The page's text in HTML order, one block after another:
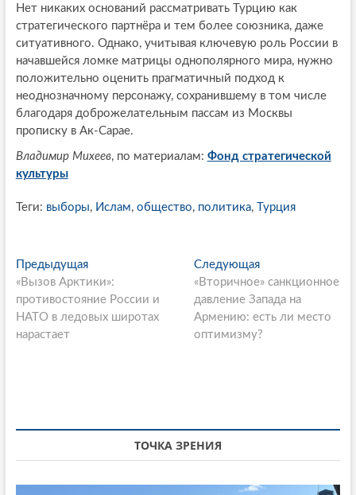
Нет никаких оснований рассматривать Турцию как
стратегического партнёра и тем более союзника, даже
ситуативного. Однако, учитывая ключевую роль России в
начавшейся ломке матрицы однополярного мира, нужно
положительно оценить прагматичный подход к
неоднозначному персонажу, сохранившему в том числе
благодаря доброжелательным пассам из Москвы
прописку в Ак-Сарае.
Владимир Михеев, по материалам: Фонд стратегической
культуры
Теги: выборы, Ислам, общество, политика, Турция
P
o
s
t
v
ПредыдущаяП
р
е
д
т
«Вызов Арктики»:
противостояние России и
НАТО в ледовых широтах
нарастает
Следующая
л
е
д
у
а
«Вторичное» санкционное
давление Запада на
Армению: есть ли место
оптимизму?
ТОЧКА ЗРЕНИЯ